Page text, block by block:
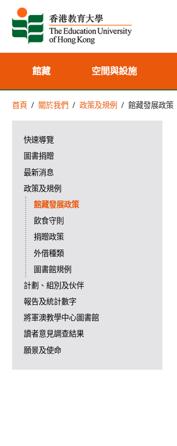
館藏 空間與設施
首頁 關於我們 政策及規例 館藏發展政策
快速導覽
圖書捐贈
最新消息
政策及規例
館藏發展政策
飲食守則
捐贈政策
外借種類
圖書館規例
計劃、組別及伙伴
報告及統計數字
將軍澳教學中心圖書館
讀者意見調查結果
願景及使命